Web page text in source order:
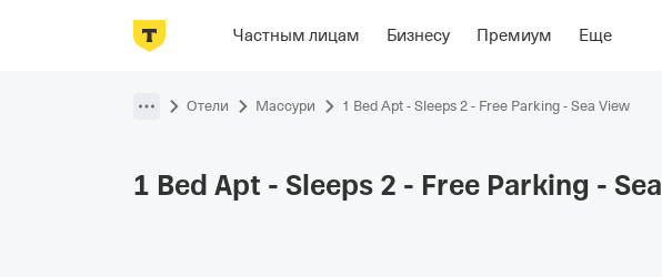
Частным лицам Бизнесу Премиум Еще
Фотографии НомераРасположениеОб отеле
Отели Массури 1 Bed Apt - Sleeps 2 - Free Parking - Sea View
1 Bed Apt - Sleeps 2 - Free Parking - Sea